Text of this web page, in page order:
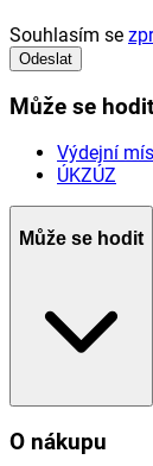
Souhlasím se
Odeslat
Může se hodit
Výdejní
ÚKZÚZ
Může se hodit
O nákupu